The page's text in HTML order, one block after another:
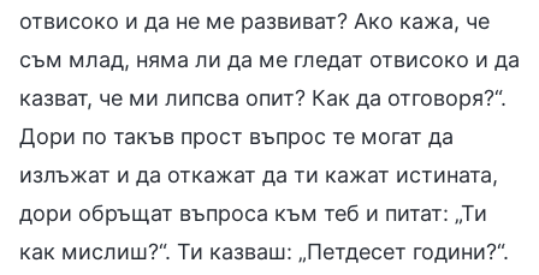
отвисоко и да не ме развиват? Ако кажа, че
съм млад, няма ли да ме гледат отвисоко и да
казват, че ми липсва опит? Как да отговоря?“.
Дори по такъв прост въпрос те могат да
излъжат и да откажат да ти кажат истината,
дори обръщат въпроса към теб и питат: „Ти
как мислиш?“. Ти казваш: „Петдесет години?“.